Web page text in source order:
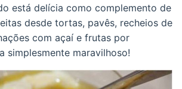
está delícia como complemento de
desde tortas, pavês, recheios de
com açaí e frutas por
simplesmente maravilhoso!